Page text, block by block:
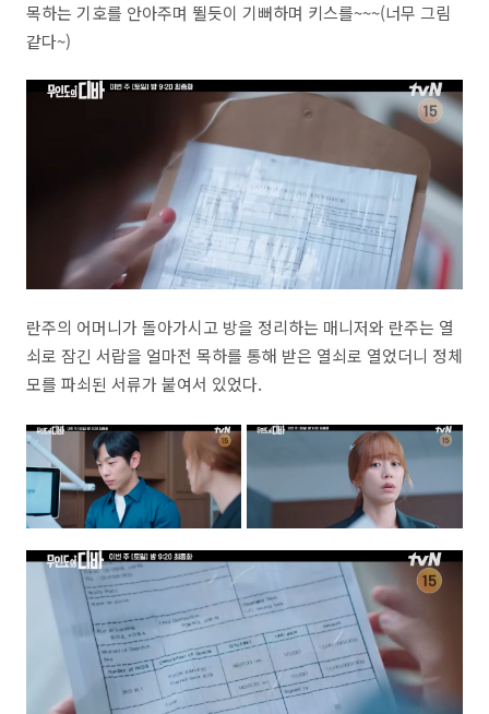
목하는 기호를 안아주며 뛸듯이 기뻐하며 키스를~~~(너무 그림
같다~)
란주의 어머니가 돌아가시고 방을 정리하는 매니저와 란주는 열
쇠로 잠긴 서랍을 얼마전 목하를 통해 받은 열쇠로 열었더니 정체
모를 파쇠된 서류가 붙여서 있었다.